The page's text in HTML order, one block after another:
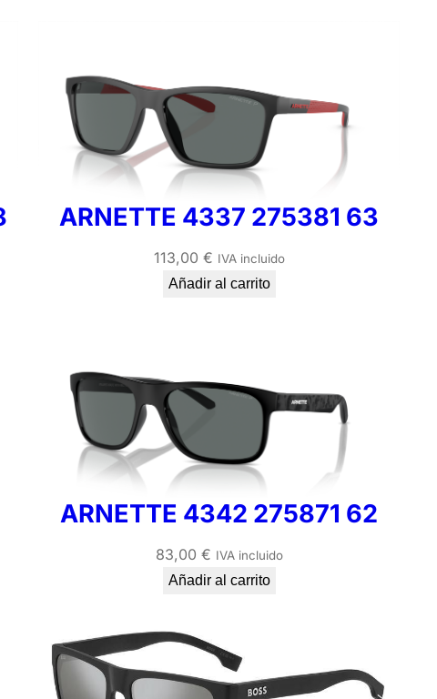
ARNETTE 4337 275381 63
113,00 € IVA incluido
Añadir al carrito
ARNETTE 4342 275871 62
83,00 € IVA incluido
Añadir al carrito